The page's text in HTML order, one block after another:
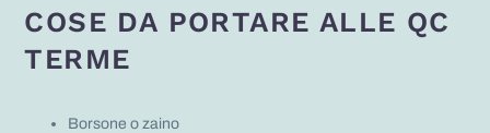
COSE DA PORTARE ALLE QC
TERME
Borsone o zaino